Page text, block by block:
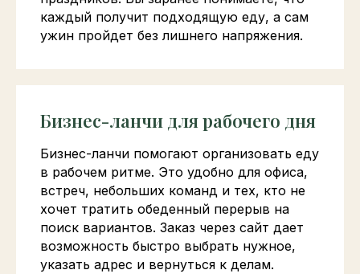
каждый получит подходящую еду, а сам
ужин пройдет без лишнего напряжения.
Бизнес-ланчи для рабочего дня
Бизнес-ланчи помогают организовать еду
в рабочем ритме. Это удобно для офиса,
встреч, небольших команд и тех, кто не
хочет тратить обеденный перерыв на
поиск вариантов. Заказ через сайт дает
возможность быстро выбрать нужное,
указать адрес и вернуться к делам.